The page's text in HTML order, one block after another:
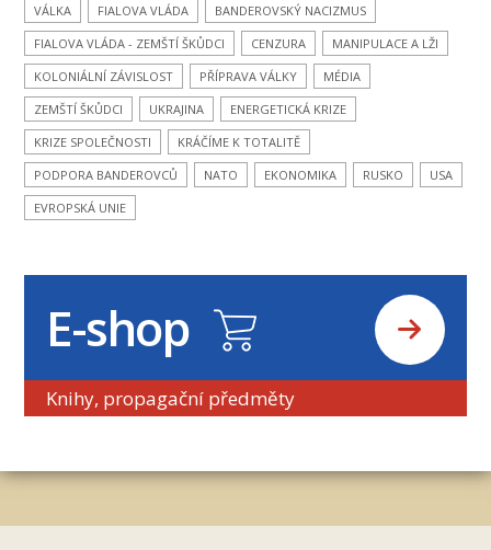
VÁLKA FIALOVA VLÁDA
BANDEROVSKÝ NACIZMUS
FIALOVA VLÁDA - ZEMŠTÍ ŠKŮDCI
CENZURA
MANIPULACE A LŽI
KOLONIÁLNÍ ZÁVISLOST
PŘÍPRAVA VÁLKY
MÉDIA
ZEMŠTÍ ŠKŮDCI
UKRAJINA
ENERGETICKÁ KRIZE
KRIZE SPOLEČNOSTI
KRÁČÍME K TOTALITĚ
PODPORA BANDEROVCŮ
NATO EKONOMIKA RUSKO
USA
EVROPSKÁ UNIE
E-shop
Knihy, propagační předměty